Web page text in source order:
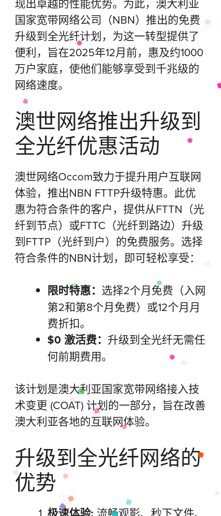
现出卓越的性能优势。为此，澳大利亚
国家宽带网络公司（NBN）推出的免费
升级到全光纤计划，为这一转型提供了
便利，旨在2025年12月前，惠及约1000
万户家庭，使他们能够享受到千兆级的
网络速度。
澳世网络推出升级到
全光纤优惠活动
澳世网络Occom致力于提升用户互联网
体验，推出NBN FTTP升级特惠。此优
惠为符合条件的客户，提供从FTTN（光
纤到节点）或FTTC（光纤到路边）升级
到FTTP（光纤到户）的免费服务。选择
符合条件的NBN计划，即可轻松享受：
限时特惠： 选择2个月免费（入网
第2和第8个月免费）或12个月月
费折扣。
$0 激活费： 升级到全光纤无需任
何前期费用。
该计划是澳大利亚国家宽带网络接入技
术变更 (COAT) 计划的一部分，旨在改善
澳大利亚各地的互联网体验。
升级到全光纤网络的
优势
流畅观影、秒下文件、